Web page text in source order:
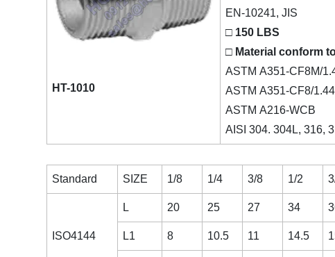
HT-1010
EN-10241, JIS
□ 150 LBS
□ Material conform
ASTM A351-CF8M/
ASTM A351-CF8/
ASTM A216-WCB
AISI 304. 304L, 316,
Standard SIZE 1/8 1/4 3/8 1/2
ISO4144
L 20 25 27 34
L1 8 10.5 11 14.5